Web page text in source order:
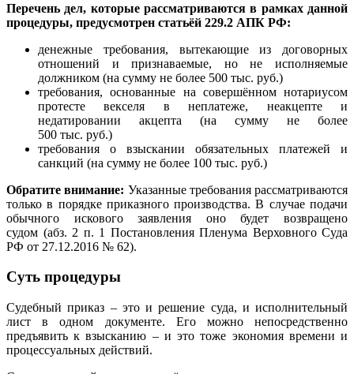
Перечень дел, которые рассматриваются в рамках данной
процедуры, предусмотрен статьёй 229.2 АПК РФ:
денежные требования, вытекающие из договорных
отношений и признаваемые, но не исполняемые
должником (на сумму не более 500 тыс. руб.)
требования, основанные на совершённом нотариусом
протесте векселя в неплатеже, неакцепте и
недатировании акцепта (на сумму не более
500 тыс. руб.)
требования о взыскании обязательных платежей и
санкций (на сумму не более 100 тыс. руб.)
Обратите внимание: Указанные требования рассматриваются
только в порядке приказного производства. В случае подачи
обычного искового заявления оно будет возвращено
судом (абз. 2 п. 1 Постановления Пленума Верховного Суда
РФ от 27.12.2016 № 62).
Суть процедуры
Судебный приказ – это и решение суда, и исполнительный
лист в одном документе. Его можно непосредственно
предъявить к взысканию – и это тоже экономия времени и
процессуальных действий.